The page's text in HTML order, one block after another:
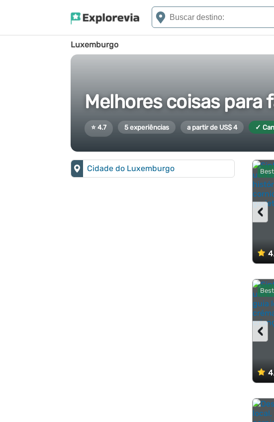
Luxemburgo
Melhores coisas para
⭐ 4.7 5 experiências a partir de US$ 4 ✓
‹
‹
Cidade do Luxemburgo